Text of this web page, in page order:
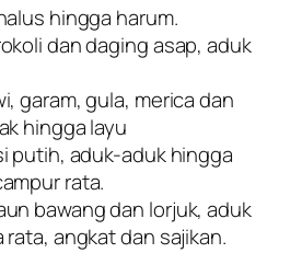
hingga harum.
dan daging asap, aduk
garam, gula, merica dan
hingga layu
putih, aduk-aduk hingga
rata.
bawang dan lorjuk, aduk
angkat dan sajikan.